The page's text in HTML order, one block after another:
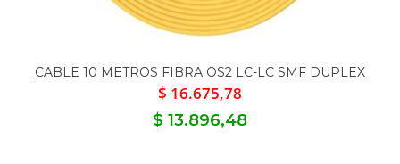
CABLE 10 METROS FIBRA OS2 LC-LC SMF DUPLEX
$ 16.675,78
$ 13.896,48